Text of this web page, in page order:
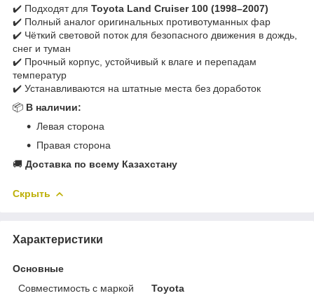
✔️ Подходят для Toyota Land Cruiser 100 (1998–2007)
✔️ Полный аналог оригинальных противотуманных фар
✔️ Чёткий световой поток для безопасного движения в дождь,
снег и туман
✔️ Прочный корпус, устойчивый к влаге и перепадам
температур
✔️ Устанавливаются на штатные места без доработок
📦 В наличии:
Левая сторона
Правая сторона
🚚 Доставка по всему Казахстану
Скрыть
Характеристики
Основные
Совместимость с маркой
Toyota